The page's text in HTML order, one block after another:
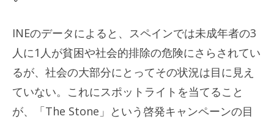
INEのデータによると、スペインでは未成年者の3
人に1人が貧困や社会的排除の危険にさらされてい
るが、社会の大部分にとってその状況は目に見え
ていない。これにスポットライトを当てること
が、「The Stone」という啓発キャンペーンの目